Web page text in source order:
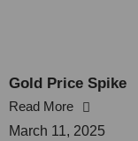
Gold Price Spike
Read More
March 11, 2025